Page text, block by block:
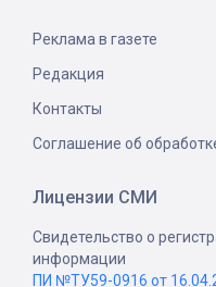
Реклама в газете
Редакция
Контакты
Соглашение об
Лицензии СМИ
Свидетельство о
информации
ПИ №ТУ59-0916 от